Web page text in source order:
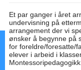
Et par ganger i året
undervisning på
arrangement der vi
ønsker å begynne på
for foreldre/foresatte/
elever i arbeid i
Montessoripedagogikk